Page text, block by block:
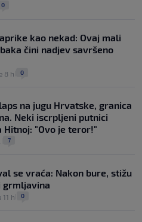
0
kao nekad: Ovaj mali
čini nadjev savršeno
8 h 0
na jugu Hrvatske, granica
Neki iscrpljeni putnici
Hitnoj: "Ovo je teror!"
7
se vraća: Nakon bure, stižu
grmljavina
11 h 0